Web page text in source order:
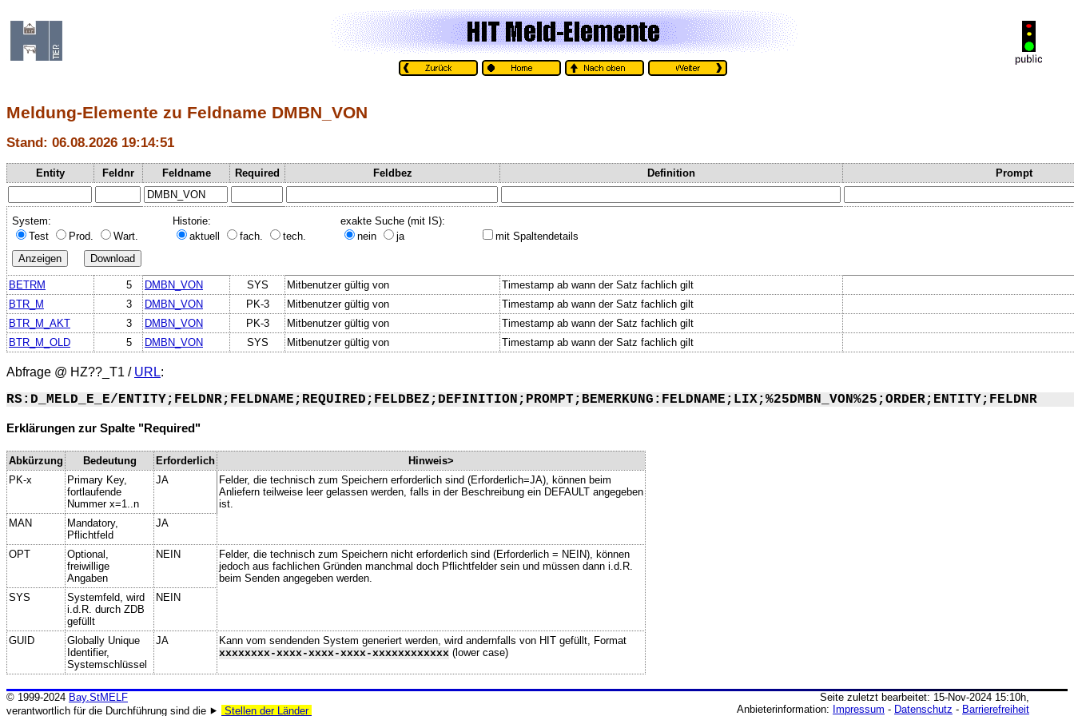
Meldung-Elemente zu Feldname DMBN_VON
Stand: 06.08.2026 19:14:51
Entity Feldnr Feldname Required Feldbez Definition Prompt
System:
Test
Prod. Wart.
Historie:
aktuell
fach. tech.
exakte Suche (mit IS):
nein
ja mit Spaltendetails
BETRM 5 DMBN_VON SYS Mitbenutzer gültig von
Timestamp ab wann der Satz fachlich gilt
BTR_M
3 DMBN_VON PK-3 Mitbenutzer gültig von
Timestamp ab wann der Satz fachlich gilt
BTR_M_AKT
3 DMBN_VON PK-3 Mitbenutzer gültig von
Timestamp ab wann der Satz fachlich gilt
BTR_M_OLD
5 DMBN_VON SYS Mitbenutzer gültig von Timestamp ab wann der Satz fachlich gilt
Abfrage @ HZ??_T1 / URL:
RS:D_MELD_E_E/ENTITY;FELDNR;FELDNAME;REQUIRED;FELDBEZ;DEFINITION;PROMPT;BEMERKUNG:FELDNAME;LIX;%25DMBN_VON%25;ORDER;ENTITY;FELDNR
Erklärungen zur Spalte "Required"
Abkürzung Bedeutung Erforderlich
Hinweis>
PK-x
Primary Key,
fortlaufende
Nummer x=1..n
JA
Felder, die technisch zum Speichern erforderlich sind (Erforderlich=JA), können beim
Anliefern teilweise leer gelassen werden, falls in der Beschreibung ein DEFAULT angegeben
ist.
MAN
Mandatory,
Pflichtfeld
JA
OPT
Optional,
freiwillige
Angaben
NEIN
Felder, die technisch zum Speichern nicht erforderlich sind (Erforderlich = NEIN), können
jedoch aus fachlichen Gründen manchmal doch Pflichtfelder sein und müssen dann i.d.R.
beim Senden angegeben werden.
SYS
Systemfeld, wird
i.d.R. durch ZDB
gefüllt
NEIN
GUID
Globally Unique
Identifier,
Systemschlüssel
JA
Kann vom sendenden System generiert werden, wird andernfalls von HIT gefüllt, Format
xxxxxxxx-xxxx-xxxx-xxxx-xxxxxxxxxxxx (lower case)
Seite zuletzt bearbeitet: 15-Nov-2024 15:10h,
Anbieterinformation: Impressum - Datenschutz - Barrierefreiheit
© 1999-2024 Bay.StMELF
verantwortlich für die Durchführung sind die ⯈
Stellen der Länder